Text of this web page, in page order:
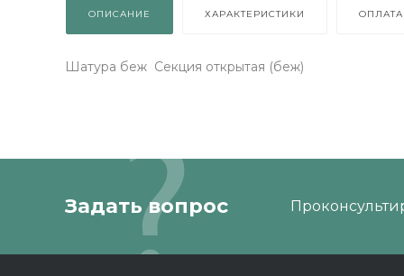
ОПИСАНИЕ ХАРАКТЕРИСТИКИ ОПЛАТА
Шатура беж Секция открытая (беж)
Задать вопрос